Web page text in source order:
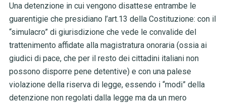
Una detenzione in cui vengono disattese entrambe le
guarentigie che presidiano l’art.13 della Costituzione: con il
“simulacro” di giurisdizione che vede le convalide del
trattenimento affidate alla magistratura onoraria (ossia ai
giudici di pace, che per il resto dei cittadini italiani non
possono disporre pene detentive) e con una palese
violazione della riserva di legge, essendo i “modi” della
detenzione non regolati dalla legge ma da un mero